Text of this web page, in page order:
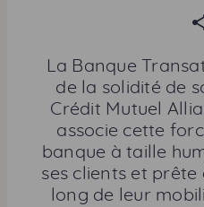
La Banque
de la solidité de
Crédit Mutuel
associe cette
banque à taille
ses clients et prête
long de leur